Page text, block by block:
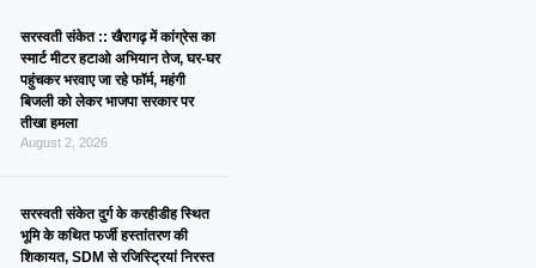
सरस्वती संकेत :: खैरागढ़ में कांग्रेस का
स्मार्ट मीटर हटाओ अभियान तेज, घर-घर
पहुंचकर भरवाए जा रहे फॉर्म, महंगी
बिजली को लेकर भाजपा सरकार पर
तीखा हमला
August 2, 2026
सरस्वती संकेत दुर्ग के करहीडीह स्थित
भूमि के कथित फर्जी हस्तांतरण की
शिकायत, SDM से रजिस्ट्रियां निरस्त